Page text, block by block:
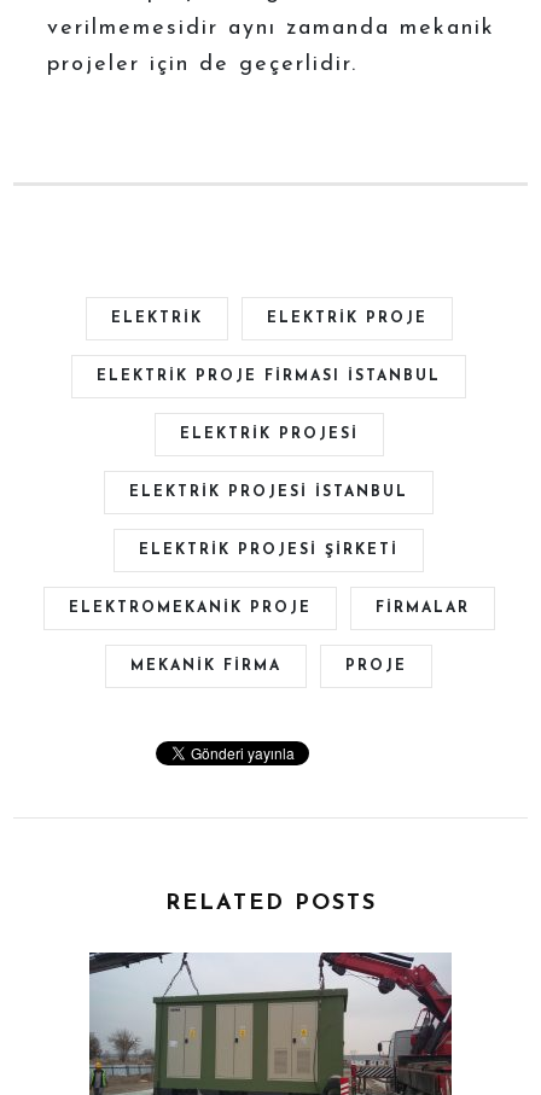
verilmemesidir aynı zamanda mekanik
projeler için de geçerlidir.
ELEKTRIK ELEKTRIK PROJE
ELEKTRIK PROJE FIRMASI ISTANBUL
ELEKTRIK PROJESI
ELEKTRIK PROJESI ISTANBUL
ELEKTRIK PROJESI ŞIRKETI
ELEKTROMEKANIK PROJE FIRMALAR
MEKANIK FIRMA PROJE
RELATED POSTS